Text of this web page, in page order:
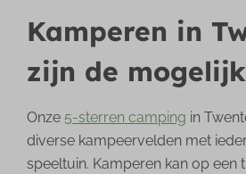
Kamperen in
zijn de
Onze 5-sterren camping in
diverse kampeervelden met
speeltuin. Kamperen kan op een